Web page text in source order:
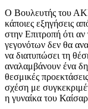
Ο Βουλευτής του
κάποιες εξηγήσεις
στην Επιτροπή ότι
γεγονότων δεν θα
να διατυπώσει τη
αναλαμβάνουν ένα
θεσμικές
σχέση με
η γυναίκα του